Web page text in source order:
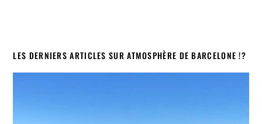
LES DERNIERS ARTICLES SUR ATMOSPHÈRE DE BARCELONE !?